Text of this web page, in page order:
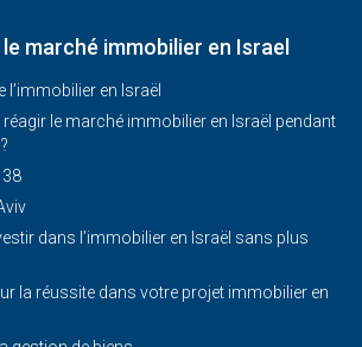
marché immobilier en Israel
en Israël
le marché immobilier en Israël pendant
38
dans l’immobilier en Israël sans plus
la réussite dans votre projet immobilier en